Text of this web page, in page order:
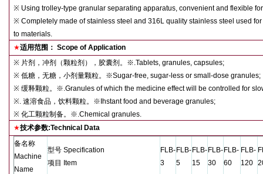
※ Using trolley-type granular separating apparatus, convenient and flexible
※ Completely made of stainless steel and 316L quality stainless steel used
to materials.
★适用范围： Scope of Application
※ 片剂，冲剂（颗粒剂），胶囊剂。 ※.Tablets, granules, capsules;
※ 低糖，无糖，小剂量颗粒。 ※Sugar-free, sugar-less or small-dose granules;
※ 缓释颗粒。 ※.Granules of which the medicine effect will be controlled for
※.速溶食品，饮料颗粒。 ※ Ihstant food and beverage granules;
※ 化工颗粒制备。 ※.Chemical granules.
★技术参数:Technical Data
备名称
Machine
Name
型号 Specification
项目
Item
FLB-
3
FLB-
5
FLB-
15
FLB-
30
FLB-
60
FLB-
120